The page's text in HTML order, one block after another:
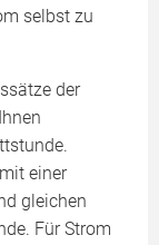
selbst zu
der
einer
gleichen
Für Strom